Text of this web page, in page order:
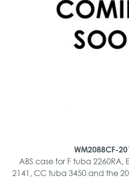
WM2088CF-
ABS case for F tuba
2141, CC tuba 3450 and the